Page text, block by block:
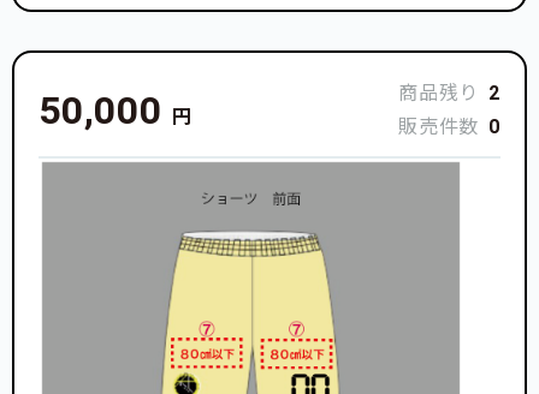
50,000 円
商品残り
2
販売件数 0